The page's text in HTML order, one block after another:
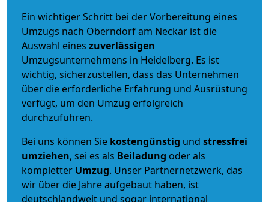
Ein wichtiger Schritt bei der Vorbereitung eines
Umzugs nach Oberndorf am Neckar ist die
Auswahl eines zuverlässigen
Umzugsunternehmens in Heidelberg. Es ist
wichtig, sicherzustellen, dass das Unternehmen
über die erforderliche Erfahrung und Ausrüstung
verfügt, um den Umzug erfolgreich
durchzuführen.
Bei uns können Sie kostengünstig und stressfrei
umziehen, sei es als Beiladung oder als
kompletter Umzug. Unser Partnernetzwerk, das
wir über die Jahre aufgebaut haben, ist
deutschlandweit und sogar international